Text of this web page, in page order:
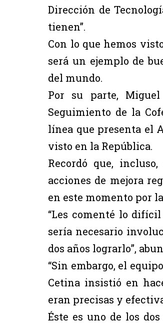
Dirección de
tienen”.
Con lo que hemos
será un ejemplo de
del mundo.
Por su parte,
Seguimiento de la
línea que presenta el
visto en la República.
Recordó que,
acciones de mejora
en este momento por
“Les comenté lo
sería necesario
dos años lograrlo”,
“Sin embargo, el
Cetina insistió en
eran precisas y
Éste es uno de los